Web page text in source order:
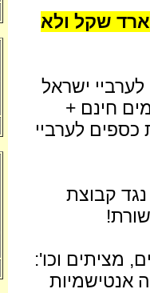
של ישראל הוא 60 מיליארד שקל ולא
ישראל
חינם +
לערביי
קבוצת
מציתים וכו':
אנטישמיות